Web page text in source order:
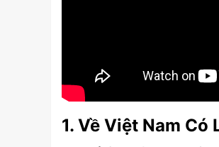
1. Về Việt Nam